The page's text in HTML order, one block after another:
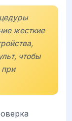
жесткие
чтобы
при